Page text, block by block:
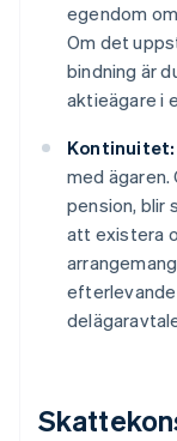
egendom
Om det
bindning är
aktieägare i
Kontinuitet:
med ägaren.
pension, blir
att existera
efterlevande